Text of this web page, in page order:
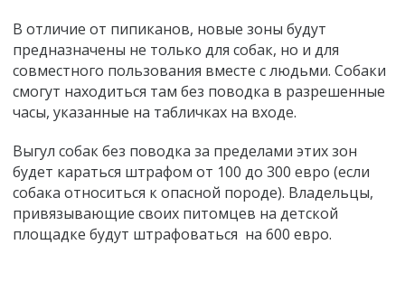
В отличие от пипиканов, новые зоны будут
предназначены не только для собак, но и для
совместного пользования вместе с людьми. Собаки
смогут находиться там без поводка в разрешенные
часы, указанные на табличках на входе.
Выгул собак без поводка за пределами этих зон
будет караться штрафом от 100 до 300 евро (если
собака относиться к опасной породе). Владельцы,
привязывающие своих питомцев на детской
площадке будут штрафоваться на 600 евро.